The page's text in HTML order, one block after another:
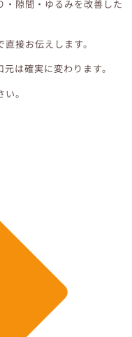
・隙間・ゆるみを改善した
接お伝えします。
は確実に変わります。
。